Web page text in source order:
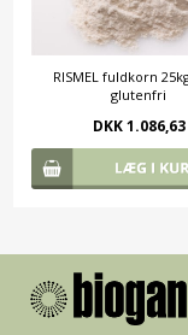
RISMEL fuldkorn
glutenfri
DKK 1.086,63